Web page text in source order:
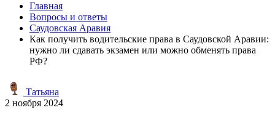
Главная
Вопросы и ответы
Саудовская Аравия
Как получить водительские права в Саудовской Аравии:
нужно ли сдавать экзамен или можно обменять права
РФ?
Татьяна
2 ноября 2024